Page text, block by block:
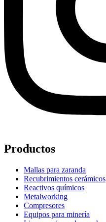
Productos
Mallas para zaranda
Recubrimientos cerámicos
Reactivos químicos
Metalworking
Compresores
Equipos para minería